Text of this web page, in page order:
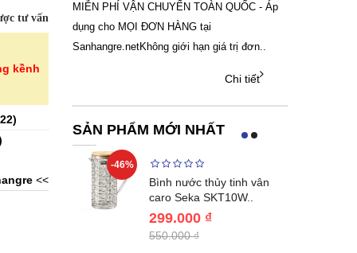
tư vấn
kềnh
)
<<
Samsung
kiện, chọn
MIỄN PHÍ VẬN CHUYỂN TOÀN QUỐC - Áp
dụng cho MỌI ĐƠN HÀNG tại
Sanhangre.netKhông giới hạn giá trị đơn..
Chi tiết
SẢN PHẨM MỚI NHẤT
LK24-
-46%
Bình nước thủy tinh vân
caro Seka SKT10W..
299.000 ₫
550.000 ₫